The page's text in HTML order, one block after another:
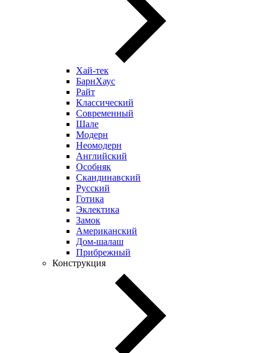
Хай-тек
БарнХаус
Райт
Классический
Современный
Шале
Модерн
Неомодерн
Английский
Особняк
Скандинавский
Русский
Готика
Эклектика
Замок
Американский
Дом-шалаш
Прибрежный
Конструкция